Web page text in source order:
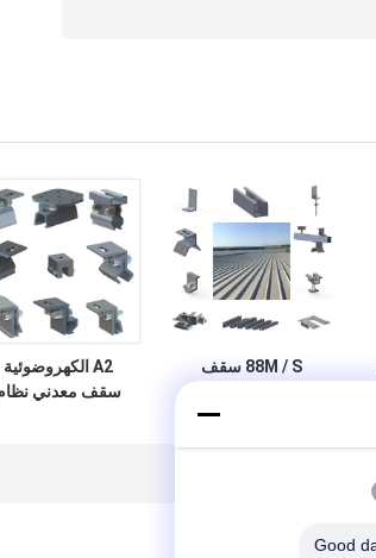
88M / S سقف
معدني بدون إطار بين
قوسين 1.5KN / M2
A2 الكهروضوئية
سقف معدني
Good